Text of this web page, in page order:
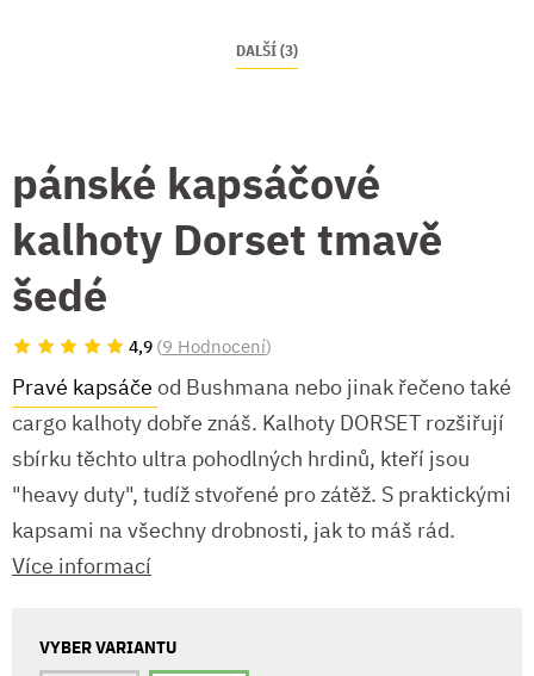
DALŠÍ (3)
pánské kapsáčové
kalhoty Dorset tmavě
šedé
4,9 (9 Hodnocení)
Pravé kapsáče od Bushmana nebo jinak řečeno také
cargo kalhoty dobře znáš. Kalhoty DORSET rozšiřují
sbírku těchto ultra pohodlných hrdinů, kteří jsou
"heavy duty", tudíž stvořené pro zátěž. S praktickými
kapsami na všechny drobnosti, jak to máš rád.
Více informací
VYBER VARIANTU